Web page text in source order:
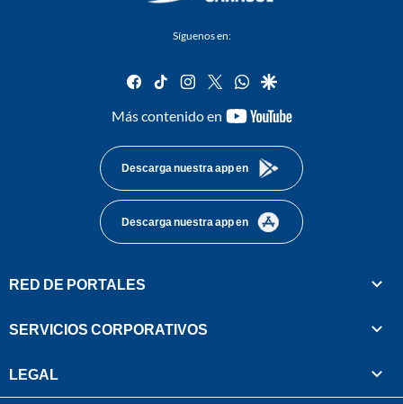
Síguenos en:
facebook
tiktok instagram
twitterwhatsapp
google
Más contenido en
youtube-
Descarga nuestra app en
Descarga nuestra app en
RED DE PORTALES
SERVICIOS CORPORATIVOS
LEGAL